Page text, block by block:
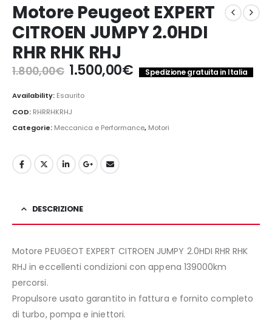
Motore Peugeot EXPERT
CITROEN JUMPY 2.0HDI
RHR RHK RHJ
1.800,00€ Il
prezzo
originale
era:
1.800,00€.
1.500,00€Il
prezzo
1.500,00€.
Spedizione gratuita in Italia
Availability: Esaurito
COD: RHRRHKRHJ
Categorie: Meccanica e Performance, Motori
DESCRIZIONE
Motore PEUGEOT EXPERT CITROEN JUMPY 2.0HDI RHR RHK
RHJ in eccellenti condizioni con appena 139000km
percorsi.
Propulsore usato garantito in fattura e fornito completo
di turbo, pompa e iniettori.